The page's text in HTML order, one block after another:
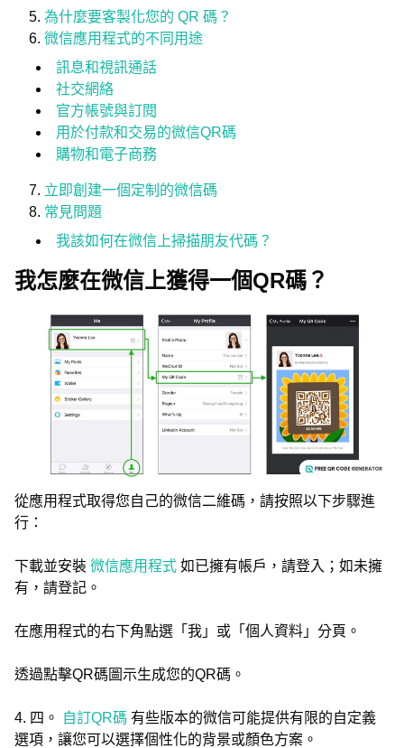
為什麼要客製化您的 QR 碼？
微信應用程式的不同用途
訊息和視訊通話
社交網絡
官方帳號與訂閱
用於付款和交易的微信QR碼
購物和電子商務
立即創建一個定制的微信碼
常見問題
我該如何在微信上掃描朋友代碼？
我怎麼在微信上獲得一個QR碼？
從應用程式取得您自己的微信二維碼，請按照以下步驟進
行：
下載並安裝 微信應用程式 如已擁有帳戶，請登入；如未擁
有，請登記。
在應用程式的右下角點選「我」或「個人資料」分頁。
透過點擊QR碼圖示生成您的QR碼。
4. 四。 自訂QR碼 有些版本的微信可能提供有限的自定義
選項，讓您可以選擇個性化的背景或顏色方案。